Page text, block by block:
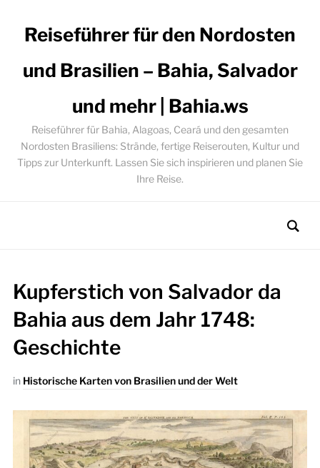
Reiseführer für den Nordosten
und Brasilien – Bahia, Salvador
und mehr | Bahia.ws
Reiseführer für Bahia, Alagoas, Ceará und den gesamten
Nordosten Brasiliens: Strände, fertige Reiserouten, Kultur und
Tipps zur Unterkunft. Lassen Sie sich inspirieren und planen Sie
Ihre Reise.
Kupferstich von Salvador da
Bahia aus dem Jahr 1748:
Geschichte
in Historische Karten von Brasilien und der Welt